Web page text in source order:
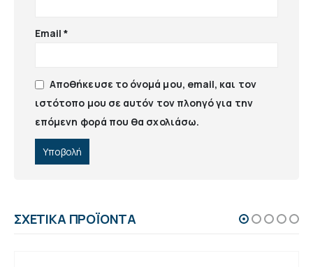
Email*
Αποθήκευσε το όνομά μου, email, και τον
ιστότοπο μου σε αυτόν τον πλοηγό για την
επόμενη φορά που θα σχολιάσω.
ΣΧΕΤΙΚΆ ΠΡΟΪΌΝΤΑ